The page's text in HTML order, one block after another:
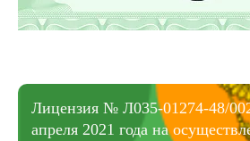
Лицензия № Л035-01274-48/
апреля 2021 года на